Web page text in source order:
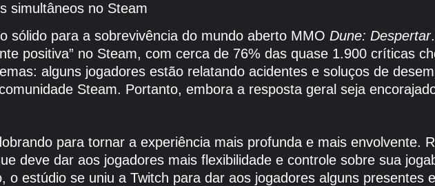
simultâneos no Steam
sólido para a sobrevivência do mundo aberto MMO Dune: Despertar
positiva” no Steam, com cerca de 76% das quase 1.900 críticas
alguns jogadores estão relatando acidentes e soluços de
Steam. Portanto, embora a resposta geral seja
para tornar a experiência mais profunda e mais envolvente.
deve dar aos jogadores mais flexibilidade e controle sobre sua
o estúdio se uniu a Twitch para dar aos jogadores alguns presentes